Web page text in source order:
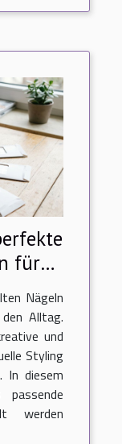
für
Nägeln
Alltag.
und
Styling
In diesem
werden